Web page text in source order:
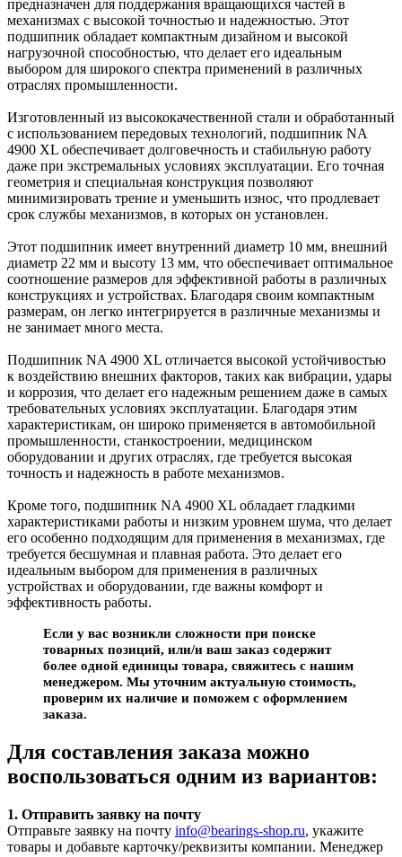
предназначен для поддержания вращающихся частей в
механизмах с высокой точностью и надежностью. Этот
подшипник обладает компактным дизайном и высокой
нагрузочной способностью, что делает его идеальным
выбором для широкого спектра применений в различных
отраслях промышленности.
Изготовленный из высококачественной стали и обработанный
с использованием передовых технологий, подшипник NA
4900 XL обеспечивает долговечность и стабильную работу
даже при экстремальных условиях эксплуатации. Его точная
геометрия и специальная конструкция позволяют
минимизировать трение и уменьшить износ, что продлевает
срок службы механизмов, в которых он установлен.
Этот подшипник имеет внутренний диаметр 10 мм, внешний
диаметр 22 мм и высоту 13 мм, что обеспечивает оптимальное
соотношение размеров для эффективной работы в различных
конструкциях и устройствах. Благодаря своим компактным
размерам, он легко интегрируется в различные механизмы и
не занимает много места.
Подшипник NA 4900 XL отличается высокой устойчивостью
к воздействию внешних факторов, таких как вибрации, удары
и коррозия, что делает его надежным решением даже в самых
требовательных условиях эксплуатации. Благодаря этим
характеристикам, он широко применяется в автомобильной
промышленности, станкостроении, медицинском
оборудовании и других отраслях, где требуется высокая
точность и надежность в работе механизмов.
Кроме того, подшипник NA 4900 XL обладает гладкими
характеристиками работы и низким уровнем шума, что делает
его особенно подходящим для применения в механизмах, где
требуется бесшумная и плавная работа. Это делает его
идеальным выбором для применения в различных
устройствах и оборудовании, где важны комфорт и
эффективность работы.
Если у вас возникли сложности при поиске
товарных позиций, или/и ваш заказ содержит
более одной единицы товара, свяжитесь с нашим
менеджером. Мы уточним актуальную стоимость,
проверим их наличие и поможем с оформлением
заказа.
Для составления заказа можно
воспользоваться одним из вариантов:
1. Отправить заявку на почту
Отправьте заявку на почту info@bearings-shop.ru, укажите
товары и добавьте карточку/реквизиты компании. Менеджер